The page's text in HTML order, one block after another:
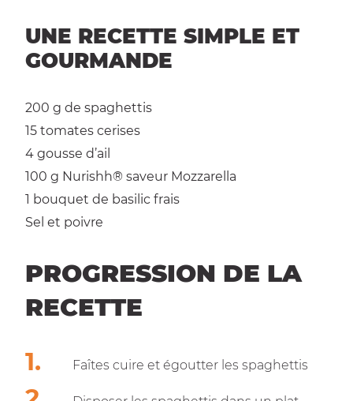
UNE RECETTE SIMPLE ET
GOURMANDE
200 g de spaghettis
15 tomates cerises
4 gousse d’ail
100 g Nurishh® saveur Mozzarella
1 bouquet de basilic frais
Sel et poivre
PROGRESSION DE LA
RECETTE
Faîtes cuire et égoutter les spaghettis